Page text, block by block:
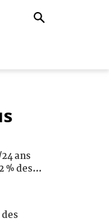
ans
% des...